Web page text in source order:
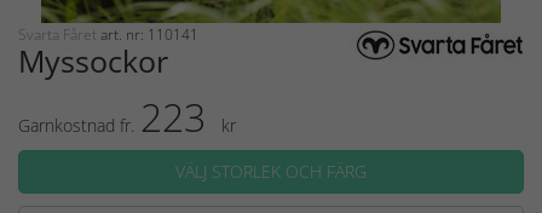
Svarta Fåret art. nr: 110141
Myssockor
Garnkostnad fr. 223
kr
VÄLJ STORLEK OCH FÄRG